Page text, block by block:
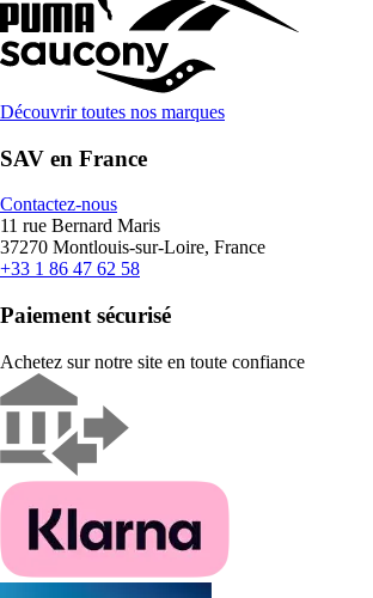
Découvrir toutes nos marques
SAV en France
Contactez-nous
11 rue Bernard Maris
37270 Montlouis-sur-Loire, France
+33 1 86 47 62 58
Paiement sécurisé
Achetez sur notre site en toute confiance